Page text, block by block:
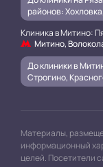
районов:
Клиника в Митино:
Митино,
До клиники в
Строгино,
Материалы,
информационный
целей. Посетители